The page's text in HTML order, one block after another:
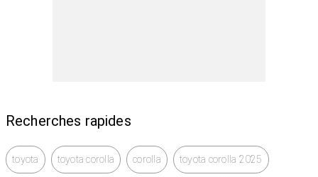
Recherches rapides
toyota toyota corolla corolla toyota corolla 2025